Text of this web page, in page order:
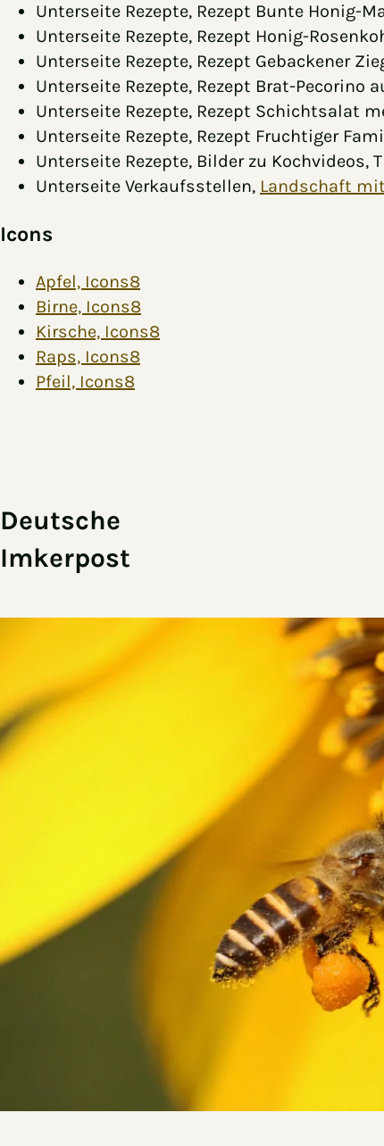
Unterseite Rezepte, Rezept Bunte Honig-
Unterseite Rezepte, Rezept Honig-
Unterseite Rezepte, Rezept Gebackener
Unterseite Rezepte, Rezept Brat-Pecorino
Unterseite Rezepte, Rezept Schichtsalat
Unterseite Rezepte, Rezept Fruchtiger
Unterseite Rezepte, Bilder zu Kochvideos,
Unterseite Verkaufsstellen, Landschaft
Icons
Apfel, Icons8
Birne, Icons8
Kirsche, Icons8
Raps, Icons8
Pfeil, Icons8
Deutsche
Imkerpost